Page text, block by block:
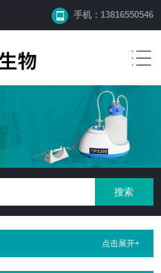
手机：13816550546
点击展开+